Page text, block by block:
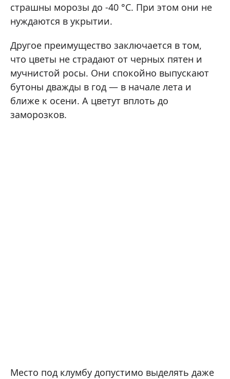
страшны морозы до -40 °C. При этом они не
нуждаются в укрытии.
Другое преимущество заключается в том,
что цветы не страдают от черных пятен и
мучнистой росы. Они спокойно выпускают
бутоны дважды в год — в начале лета и
ближе к осени. А цветут вплоть до
заморозков.
Место под клумбу допустимо выделять даже